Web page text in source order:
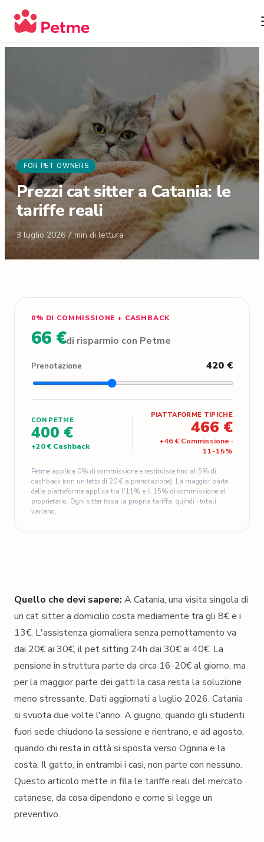
FOR PET OWNERS
Prezzi cat sitter a Catania: le
tariffe reali
3 luglio 2026·7min di lettura
0% DI COMMISSIONE + CASHBACK
66 €di risparmio con Petme
Prenotazione 420 €
CON PETME
400 €
+20 € Cashback
PIATTAFORME TIPICHE
466 €
+46 € Commissione ·
11-15%
Petme applica 0% di commissione e restituisce fino al 5% di
cashback (con un tetto di 20 € a prenotazione). La maggior parte
delle piattaforme applica tra l’11% e il 15% di commissione al
proprietario. Ogni sitter fissa la propria tariffa, quindi i totali
variano.
Quello che devi sapere: A Catania, una visita singola di
un cat sitter a domicilio costa mediamente tra gli 8€ e i
13€. L'assistenza giornaliera senza pernottamento va
dai 20€ ai 30€, il pet sitting 24h dai 30€ ai 40€. La
pensione in struttura parte da circa 16-20€ al giorno, ma
per la maggior parte dei gatti la casa resta la soluzione
meno stressante. Dati aggiornati a luglio 2026. Catania
si svuota due volte l'anno. A giugno, quando gli studenti
fuori sede chiudono la sessione e rientrano, e ad agosto,
quando chi resta in città si sposta verso Ognina e la
costa. Il gatto, in entrambi i casi, non parte con nessuno.
Questo articolo mette in fila le tariffe reali del mercato
catanese, da cosa dipendono e come si legge un
preventivo.